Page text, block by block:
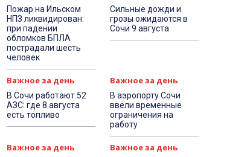
Пожар на Ильском
НПЗ ликвидирован:
при падении
обломков БПЛА
пострадали шесть
человек
Сильные дожди и
грозы ожидаются в
Сочи 9 августа
Важное за день
В Сочи работают 52
АЗС: где 8 августа
есть топливо
Важное за день
В аэропорту Сочи
ввели временные
ограничения на
работу
Важное за день Важное за день